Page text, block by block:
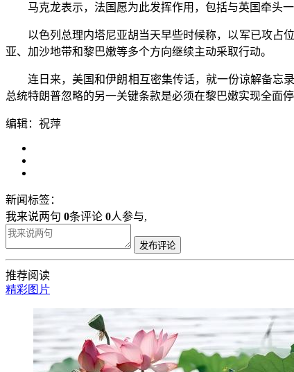
马克龙表示，法国愿为此发挥作用，包括与英国牵头一
以色列总理内塔尼亚胡当天早些时候称，以军已攻占位
亚、加沙地带和黎巴嫩等多个方向继续主动采取行动。
连日来，美国和伊朗相互密集传话，就一份谅解备忘录
总统特朗普忽略的另一关键条款是必须在黎巴嫩实现全面
编辑：祝萍
新闻标签：
我来说两句 0条评论 0人参与,
发布评论
推荐阅读